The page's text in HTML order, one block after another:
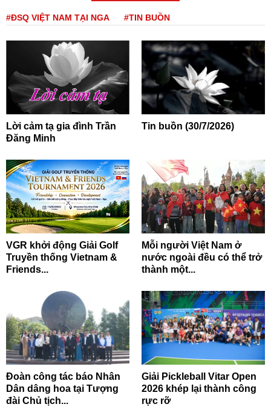
#ĐSQ VIỆT NAM TẠI NGA #TIN BUỒN
Lời cảm tạ gia đình Trần
Đăng Minh
Tin buồn (30/7/2026)
VGR khởi động Giải Golf
Truyền thống Vietnam &
Friends...
Mỗi người Việt Nam ở
nước ngoài đều có thể trở
thành một...
Đoàn công tác báo Nhân
Dân dâng hoa tại Tượng
đài Chủ tịch...
Giải Pickleball Vitar Open
2026 khép lại thành công
rực rỡ